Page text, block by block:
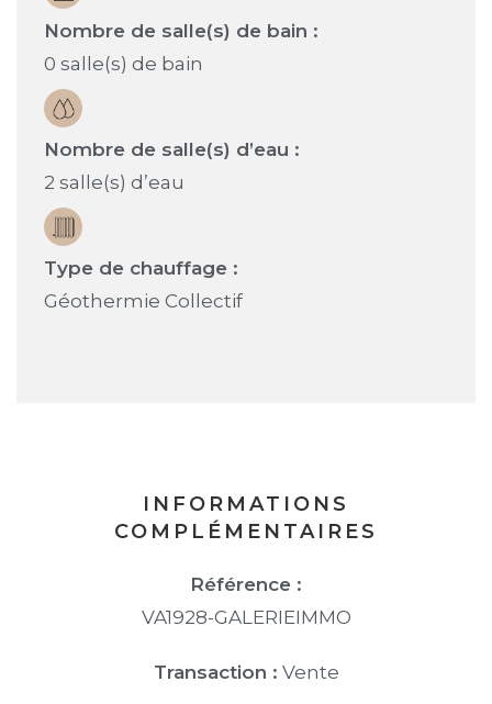
Nombre de salle(s) de bain :
0 salle(s) de bain
Nombre de salle(s) d’eau :
2 salle(s) d’eau
Type de chauffage :
Géothermie Collectif
INFORMATIONS
COMPLÉMENTAIRES
Référence :
VA1928-GALERIEIMMO
Transaction : Vente